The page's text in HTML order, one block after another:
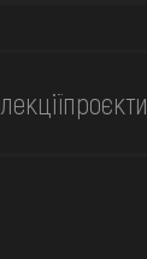
проєкти